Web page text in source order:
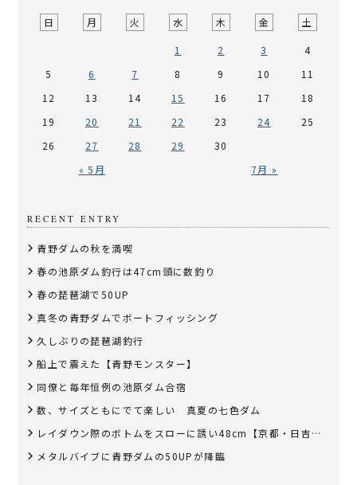
日 月 火 水 木 金 土
« 5月 7月 »
1 2 3
4
5
6 7 8 9 10
11
12
13 14 15 16 17
18
19
20 21 22 23 24
25
26
27 28 29 30
RECENT ENTRY
青野ダムの秋を満喫
春の池原ダム釣行は47cm頭に数釣り
春の琵琶湖で50UP
真冬の青野ダムでボートフィッシング
久しぶりの琵琶湖釣行
船上で震えた【青野モンスター】
同僚と毎年恒例の池原ダム合宿
数、サイズともにでて楽しい 真夏の七色ダム
レイダウン際のボトムをスローに誘い48cm【京都・日吉ダム】
メタルバイブに青野ダムの50UPが降臨